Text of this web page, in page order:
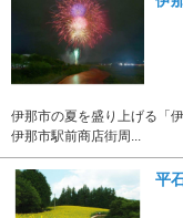
伊那市の夏を盛り上げる「
伊那市駅前商店街周...
平